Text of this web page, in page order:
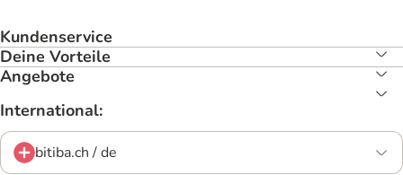
Kundenservice
Deine Vorteile
Angebote
International:
bitiba.ch / de